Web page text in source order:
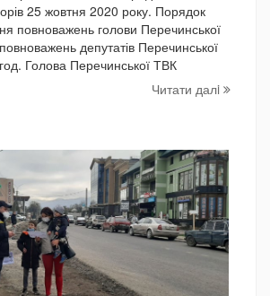
25 жовтня 2020 року. Порядок
повноважень голови Перечинської
депутатів Перечинської
Голова Перечинської ТВК
Читати далi